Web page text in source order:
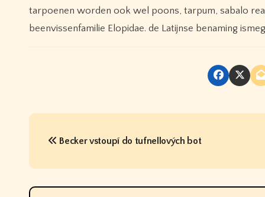
tarpoenen worden ook wel poons, tarpum, sabalo
beenvissenfamilie Elopidae. de Latijnse benaming
P
s
Becker vstoupí do tufnellových bot